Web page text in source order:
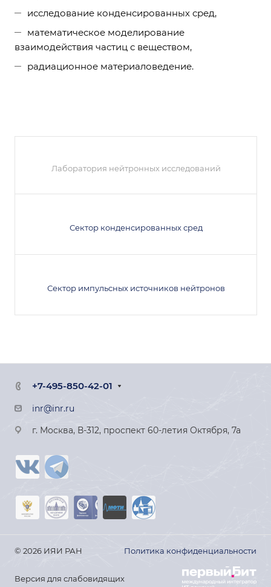
исследование конденсированных сред,
математическое моделирование
взаимодействия частиц с веществом,
радиационное материаловедение.
Лаборатория нейтронных исследований
Сектор конденсированных сред
Сектор импульсных источников нейтронов
+7-495-850-42-01
inr@inr.ru
г. Москва, В-312, проспект 60-летия Октября, 7а
© 2026 ИЯИ РАН Политика конфиденциальности
Версия для слабовидящих